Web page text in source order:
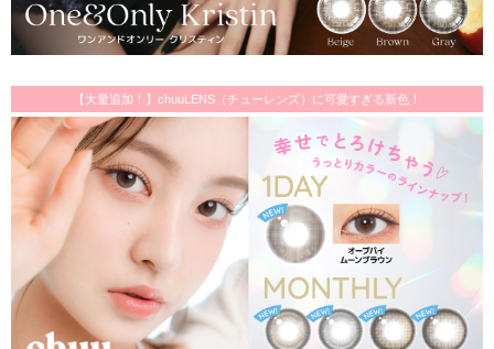
【大量追加！】chuuLENS（チューレンズ）に可愛すぎる新色！